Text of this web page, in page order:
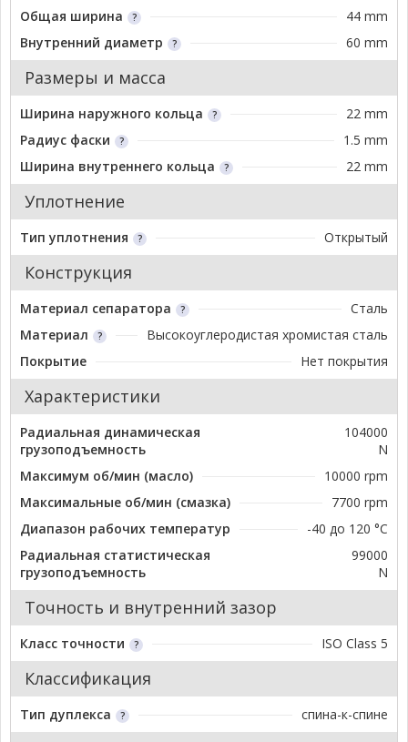
Общая ширина
44 mm
Внутренний диаметр
60 mm
Размеры и масса
Ширина наружного кольца
22 mm
Радиус фаски
1.5 mm
Ширина внутреннего кольца
22 mm
Уплотнение
Тип уплотнения Открытый
Конструкция
Материал сепаратора
Сталь
Материал
Высокоуглеродистая хромистая сталь
Покрытие
Нет покрытия
Характеристики
Радиальная динамическая
грузоподъемность
104000
N
Максимум об/мин (масло)
10000 rpm
Максимальные об/мин (смазка)
7700 rpm
Диапазон рабочих температур
-40 до 120 °C
Радиальная статистическая
грузоподъемность
99000
N
Точность и внутренний зазор
Класс точности ISO Class 5
Классификация
Тип дуплекса спина-к-спине